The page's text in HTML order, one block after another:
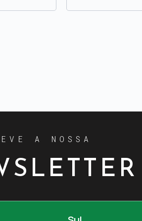
A NOSSA